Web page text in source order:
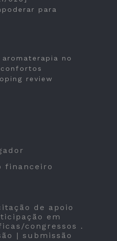
para
no
review
financeiro
de apoio
em
congressos .
| submissão